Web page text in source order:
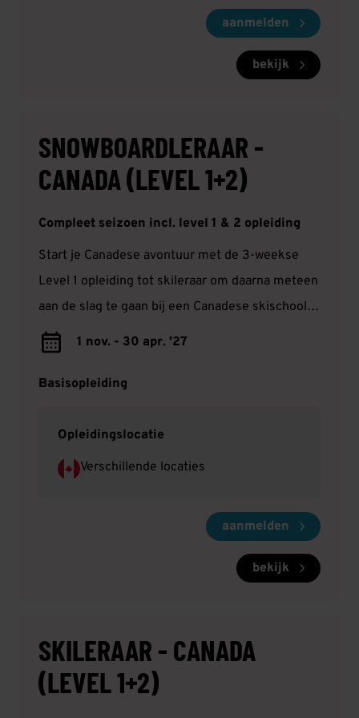
aanmelden
bekijk
SNOWBOARDLERAAR -
CANADA (LEVEL 1+2)
Compleet seizoen incl. level 1 & 2 opleiding
Start je Canadese avontuur met de 3-weekse
Level 1 opleiding tot skileraar om daarna meteen
aan de slag te gaan bij een Canadese skischool.
Haal gedurende het seizoen je Level 2 certificaat
ons solliciteren in onder andere Mount
1 nov. - 30 apr. '27
Basisopleiding
Opleidingslocatie
Verschillende locaties
aanmelden
bekijk
SKILERAAR - CANADA
(LEVEL 1+2)